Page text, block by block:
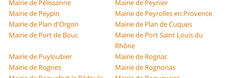
Mairie de Pélissanne
Mairie de Peynier
Mairie de Peypin
Mairie de Peyrolles en Provence
Mairie de Plan d'Orgon
Mairie de Plan de Cuques
Mairie de Port de Bouc
Mairie de Port Saint Louis du
Rhône
Mairie de Puyloubier
Mairie de Rognac
Mairie de Rognes
Mairie de Rognonas